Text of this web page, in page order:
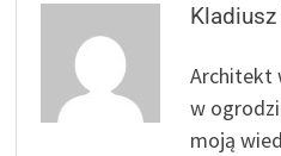
Architekt
w
moją